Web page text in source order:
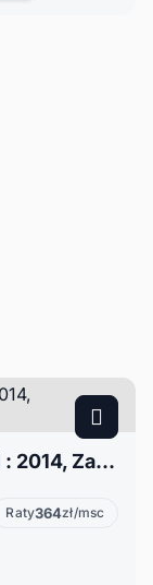
Opel Insignia A 2.0 CDTI , Model : 2014, Zarejestrowany, Opłacony, Zadba
Raty364zł/msc